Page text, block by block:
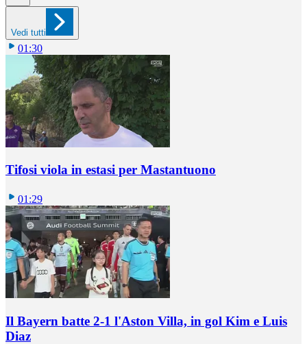
Vedi tutti
01:30
Tifosi viola in estasi per Mastantuono
01:29
Il Bayern batte 2-1 l'Aston Villa, in gol Kim e Luis
Diaz